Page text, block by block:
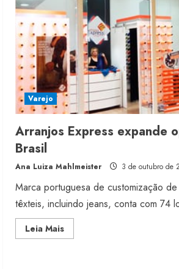
Varejo
Arranjos Express expande
Brasil
Ana Luiza Mahlmeister 3 de outubro de
Marca portuguesa de customização
têxteis, incluindo jeans, conta com 74
Leia MaisRead
more
Fakini prevê
4 de agosto de 2026